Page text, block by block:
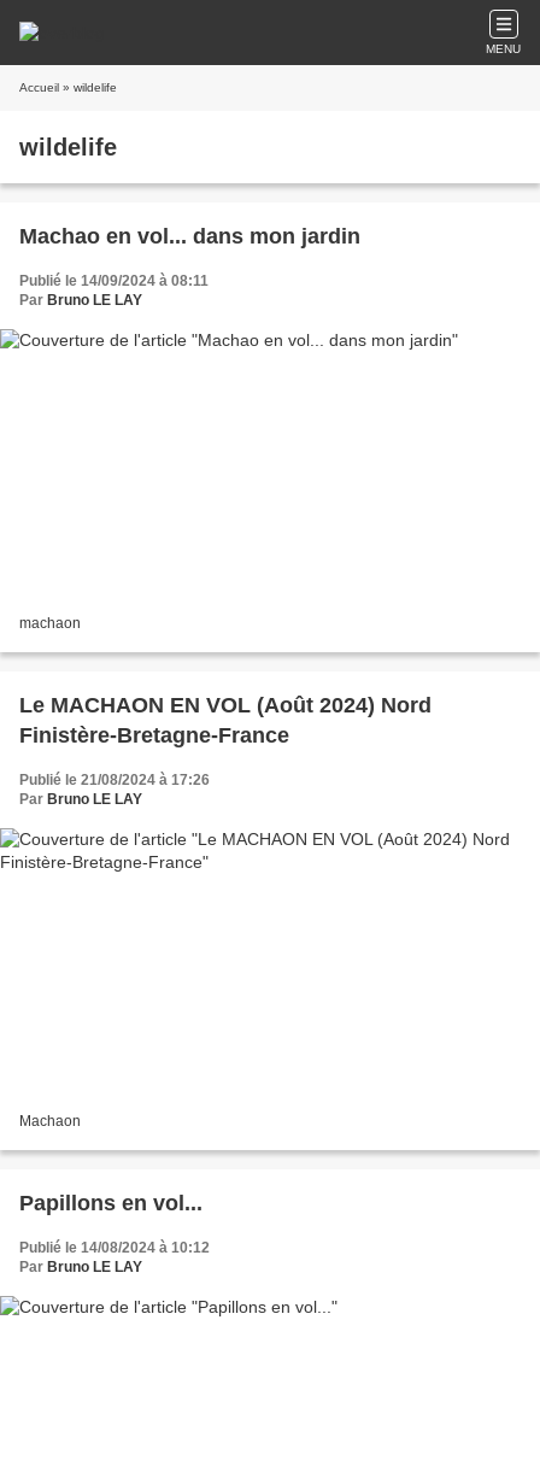
MENU
Accueil » wildelife
wildelife
Machao en vol... dans mon jardin
Publié le 14/09/2024 à 08:11
Par Bruno LE LAY
machaon
Le MACHAON EN VOL (Août 2024) Nord
Finistère-Bretagne-France
Publié le 21/08/2024 à 17:26
Par Bruno LE LAY
Machaon
Papillons en vol...
Publié le 14/08/2024 à 10:12
Par Bruno LE LAY